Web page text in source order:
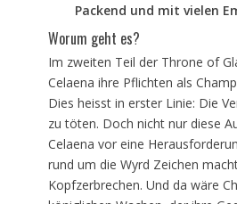
Packend und mit vielen
Worum geht es?
Im zweiten Teil der Throne of
Celaena ihre Pflichten als
Dies heisst in erster Linie: Die
zu töten. Doch nicht nur diese
Celaena vor eine
rund um die Wyrd Zeichen
Kopfzerbrechen. Und da wäre